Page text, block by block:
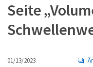
Seite
01/13/2023